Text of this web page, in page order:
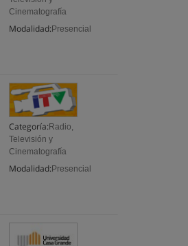
Cinematografía
Modalidad: Presencial
Categoría: Radio,
Televisión y
Cinematografía
Modalidad: Presencial